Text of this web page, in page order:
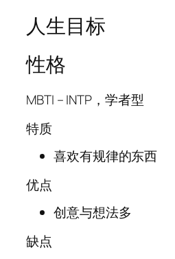
人生目标
性格
MBTI – INTP，学者型
特质
喜欢有规律的东西
优点
创意与想法多
缺点